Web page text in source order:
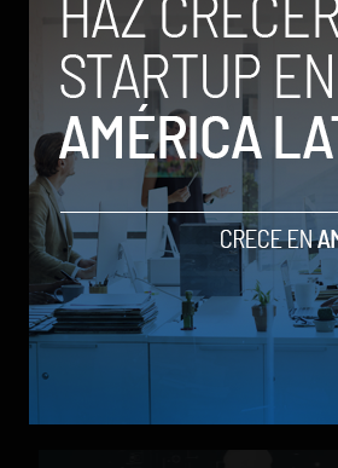
DJI DronesMavic 3
Social Geek